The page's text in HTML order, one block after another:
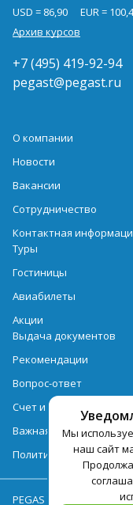
Мы
наш сайт
USD = 86,90
EUR =
Архив курсов
+7 (495) 419-92-94
pegast@pegast.ru
О компании
Новости
Вакансии
Сотрудничество
Контактная
Туры
Гостиницы
Авиабилеты
Акции
Выдача документов
Рекомендации
Вопрос-ответ
Счет и оплата
Важная информация по
Политика обработки
PEGAS Touristik —